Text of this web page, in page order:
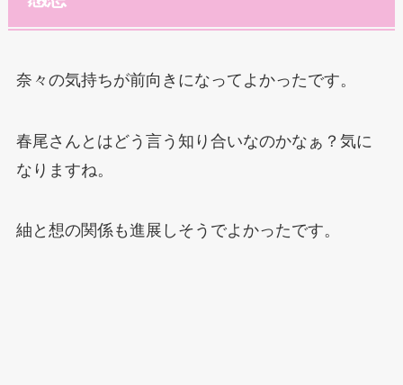
奈々の気持ちが前向きになってよかったです。
春尾さんとはどう言う知り合いなのかなぁ？気に
なりますね。
紬と想の関係も進展しそうでよかったです。